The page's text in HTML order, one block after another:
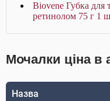
Biovene Губка для
ретинолом 75 г 1
Мочалки ціна в
Назва